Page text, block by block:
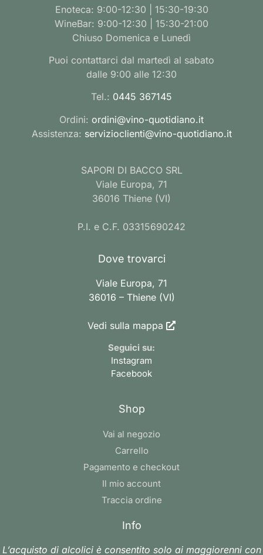
Enoteca: 9:00-12:30 | 15:30-19:30
WineBar: 9:00-12:30 | 15:30-21:00
Chiuso Domenica e Lunedì
Puoi contattarci dal martedì al sabato
dalle 9:00 alle 12:30
Tel.: 0445 367145
Ordini: ordini@vino-quotidiano.it
Assistenza: servizioclienti@vino-quotidiano.it
SAPORI DI BACCO SRL
Viale Europa, 71
36016 Thiene (VI)
P.I. e C.F. 03315690242
Dove trovarci
Viale Europa, 71
36016 – Thiene (VI)
Vedi sulla mappa
Seguici su:
Instagram
Facebook
Shop
Vai al negozio
Carrello
Pagamento e checkout
Il mio account
Traccia ordine
Info
L’acquisto di alcolici è consentito solo ai maggiorenni con